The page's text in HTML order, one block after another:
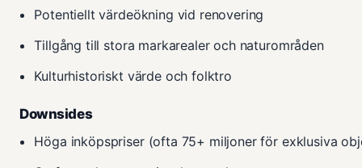
Potentiellt värdeökning vid renovering
Tillgång till stora markarealer och naturområden
Kulturhistoriskt värde och folktro
Downsides
Höga inköpspriser (ofta 75+ miljoner för exklusiva